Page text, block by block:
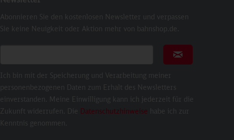
Abonnieren Sie den kostenlosen Newsletter und verpassen
Sie keine Neuigkeit oder Aktion mehr von bahnshop.de.
Newsletter
Ich bin mit der Speicherung und Verarbeitung meiner
personenbezogenen Daten zum Erhalt des Newsletters
einverstanden. Meine Einwilligung kann ich jederzeit für die
Zukunft widerrufen. Die Datenschutzhinweise habe ich zur
Kenntnis genommen.